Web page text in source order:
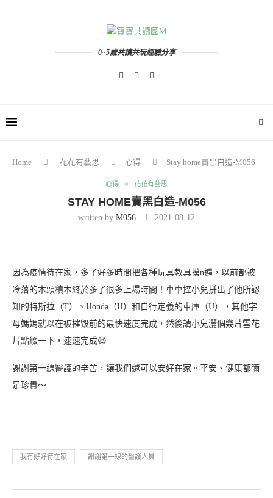
0~5歲共讀共玩經驗分享
Home 花花有藝思 心得 Stay home賣黑白造-M056
心得 花花有藝思
STAY HOME賣黑白造-M056
written by M056 2021-08-12
因為疫情待在家，多了好多時間把各種玩具教具摸n遍，以前都被
冷落的木頭積木終於多了很多上場時間！車車控小兒拼出了他所認
知的特斯拉（T）、Honda（H）和自行定義的車庫（U），其他字
母媽媽就以在被摧毀前的最快速度完成，然後請小兒灑個幾片雪花
片點綴一下，速速完成😆
謝謝第一線醫護的辛苦，讓我們還可以安好在家。平安、健康都彌
足珍貴～
我有好好待在家 謝謝第一線的醫護人員